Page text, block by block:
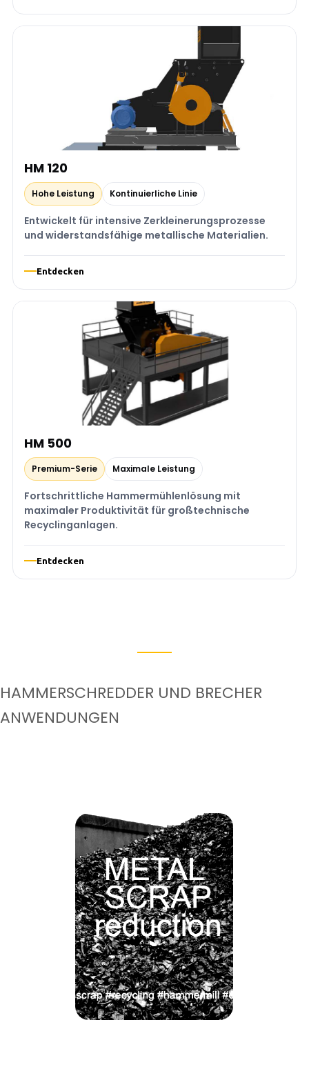
HM 120
Hohe Leistung Kontinuierliche Linie
Entwickelt für intensive Zerkleinerungsprozesse
und widerstandsfähige metallische Materialien.
Entdecken
HM 500
Premium-Serie Maximale Leistung
Fortschrittliche Hammermühlenlösung mit
maximaler Produktivität für großtechnische
Recyclinganlagen.
Entdecken
HAMMERSCHREDDER UND BRECHER
ANWENDUNGEN